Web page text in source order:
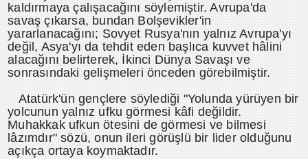
kaldırmaya çalışacağını söylemiştir. Avrupa'da
savaş çıkarsa, bundan Bolşevikler'in
yararlanacağını; Sovyet Rusya'nın yalnız Avrupa'yı
değil, Asya'yı da tehdit eden başlıca kuvvet hâlini
alacağını belirterek, İkinci Dünya Savaşı ve
sonrasındaki gelişmeleri önceden görebilmiştir.
Atatürk'ün gençlere söylediği "Yolunda yürüyen bir
yolcunun yalnız ufku görmesi kâfi değildir.
Muhakkak ufkun ötesini de görmesi ve bilmesi
lâzımdır" sözü, onun ileri görüşlü bir lider olduğunu
açıkça ortaya koymaktadır.